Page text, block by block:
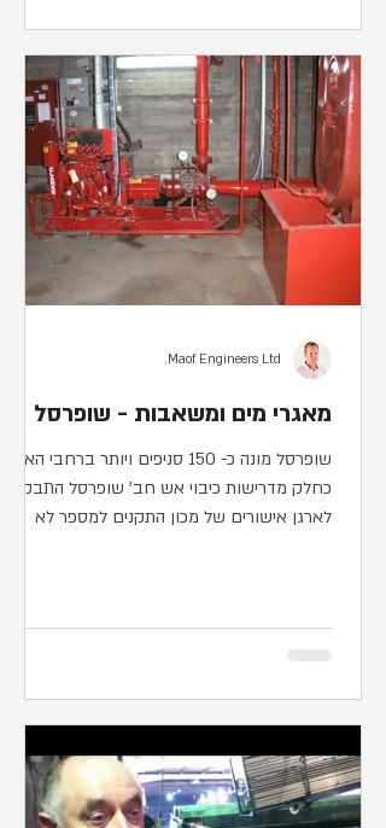
מאגרי מים ומשאבות - שופרסל
שופרסל מונה כ- 150 סניפים ויותר ברחבי הארץ,
כחלק מדרישות כיבוי אש חב' שופרסל התבקשה
לארגן אישורים של מכון התקנים למספר לא
Maof Engineers Ltd.